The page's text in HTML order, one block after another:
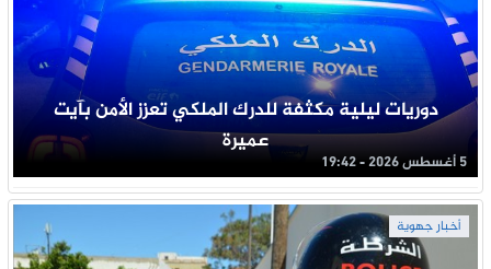
دوريات ليلية مكثفة للدرك الملكي تعزز الأمن بآيت
عميرة
5 أغسطس 2026 - 19:42
أخبار جهوية